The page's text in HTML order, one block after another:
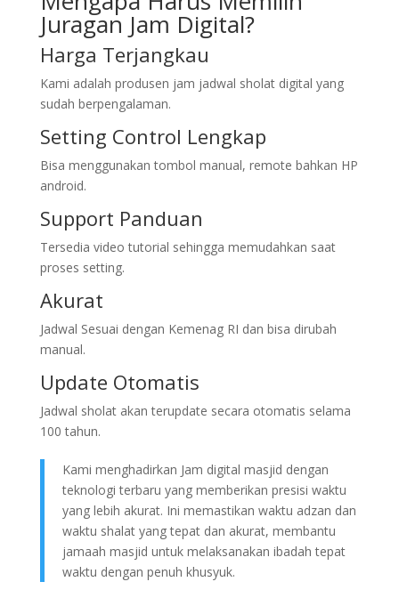
Juragan Jam Digital?
Harga Terjangkau
Kami adalah produsen jam jadwal sholat digital yang
sudah berpengalaman.
Setting Control Lengkap
Bisa menggunakan tombol manual, remote bahkan HP
android.
Support Panduan
Tersedia video tutorial sehingga memudahkan saat
proses setting.
Akurat
Jadwal Sesuai dengan Kemenag RI dan bisa dirubah
manual.
Update Otomatis
Jadwal sholat akan terupdate secara otomatis selama
100 tahun.
Kami menghadirkan Jam digital masjid dengan
teknologi terbaru yang memberikan presisi waktu
yang lebih akurat. Ini memastikan waktu adzan dan
waktu shalat yang tepat dan akurat, membantu
jamaah masjid untuk melaksanakan ibadah tepat
waktu dengan penuh khusyuk.